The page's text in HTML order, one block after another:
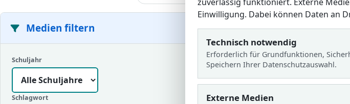
Medien filtern
Schuljahr
Schlagwort
zuverlässig funktioniert. Externe
Einwilligung. Dabei können Daten an
Technisch notwendig
Erforderlich für Grundfunktionen,
Speichern Ihrer Datenschutzauswahl.
Externe Medien